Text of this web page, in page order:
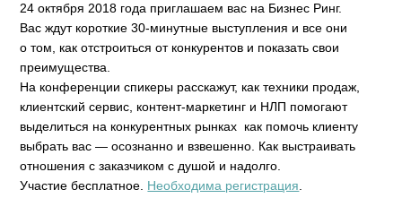
24 октября 2018 года приглашаем вас на Бизнес Ринг.
Вас ждут короткие 30-минутные выступления и все они
о том, как отстроиться от конкурентов и показать свои
преимущества.
На конференции спикеры расскажут, как техники продаж,
клиентский сервис, контент-маркетинг и НЛП помогают
выделиться на конкурентных рынках как помочь клиенту
выбрать вас — осознанно и взвешенно. Как выстраивать
отношения с заказчиком с душой и надолго.
Участие бесплатное. Необходима регистрация.